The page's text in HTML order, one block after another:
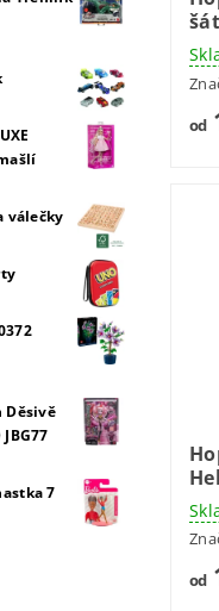
válečky
Děsivě
7
od
od